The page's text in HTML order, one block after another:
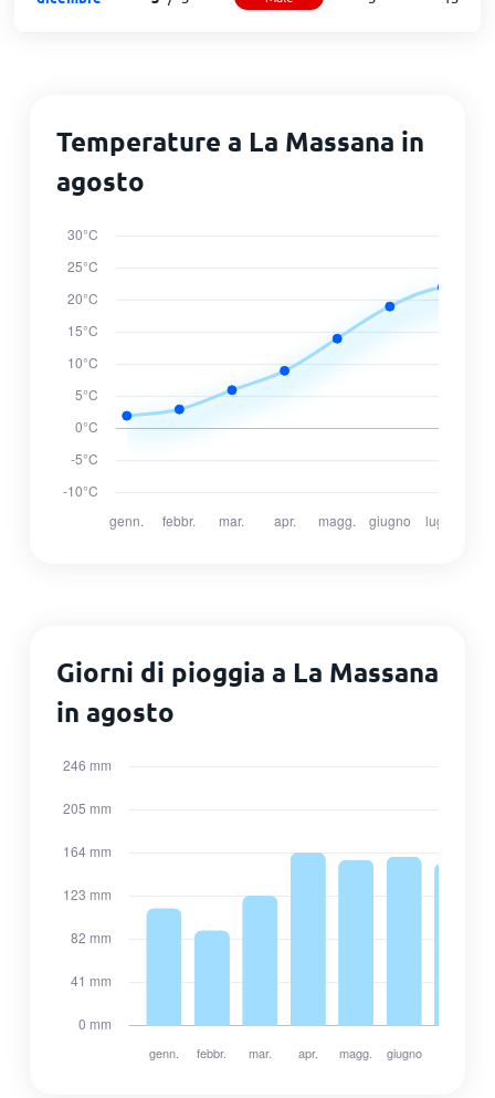
Temperature a La Massana in
agosto
Giorni di pioggia a La Massana
in agosto